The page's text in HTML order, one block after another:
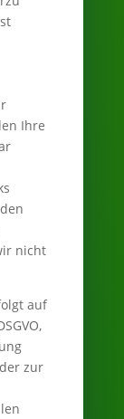
Ihre
nicht
auf
zur